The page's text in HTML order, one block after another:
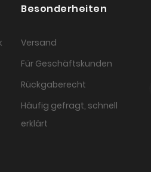
Besonderheiten
Versand
Für Geschäftskunden
Rückgaberecht
Häufig gefragt, schnell
erklärt